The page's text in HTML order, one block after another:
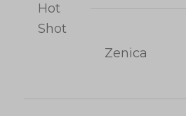
Hot
Shot
Zenica